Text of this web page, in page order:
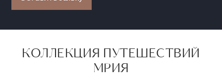
КОЛЛЕКЦИЯ ПУТЕШЕСТВИЙ
МРИЯ